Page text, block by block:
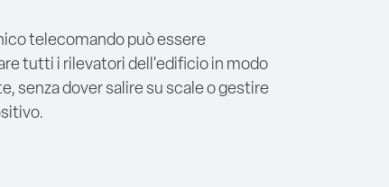
telecomando può essere
tutti i rilevatori dell'edificio in modo
senza dover salire su scale o gestire